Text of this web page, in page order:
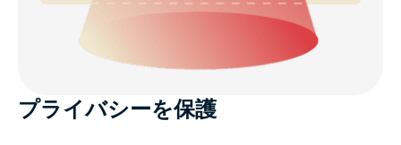
プライバシーを保護